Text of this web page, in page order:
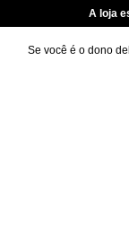
A loja
Se você é o dono